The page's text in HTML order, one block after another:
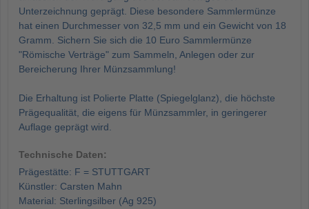
Unterzeichnung geprägt. Diese besondere Sammlermünze
hat einen Durchmesser von 32,5 mm und ein Gewicht von 18
Gramm. Sichern Sie sich die 10 Euro Sammlermünze
"Römische Verträge" zum Sammeln, Anlegen oder zur
Bereicherung Ihrer Münzsammlung!
Die Erhaltung ist Polierte Platte (Spiegelglanz), die höchste
Prägequalität, die eigens für Münzsammler, in geringerer
Auflage geprägt wird.
Technische Daten:
Prägestätte: F = STUTTGART
Künstler: Carsten Mahn
Material: Sterlingsilber (Ag 925)